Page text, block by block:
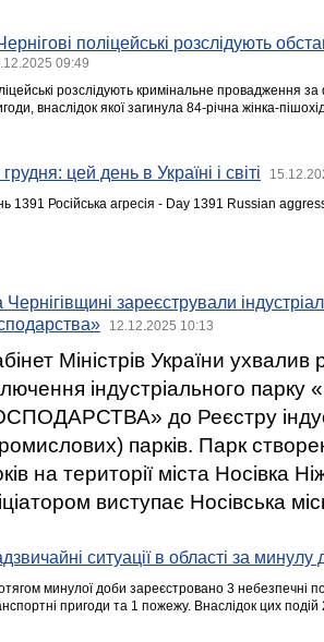
поліцейські розслідують
09:49
розслідують кримінальне провадження
внаслідок якої загинула 84-річна жінка-
цей день в Україні і світі
1391 Російська агресія - Day 1391 Russian
Чернігівщині зареєстрували
12.12.2025 10:13
Міністрів України
індустріального парку
до Реєстру
парків. Парк
на території міста Носівка
виступає Носівська
ситуації в області за минулу
минулої доби зареєстровано 3 небезпечні
пригоди та 1 пожежу. Внаслідок цих